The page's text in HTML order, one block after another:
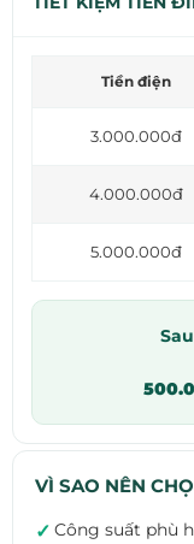
Tiền điện
3.000.000đ
4.000.000đ
5.000.000đ
VÌ SAO NÊN
✓ Công suất phù